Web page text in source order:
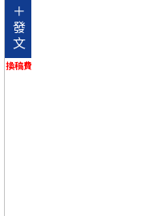
＋
發
文
換稿費